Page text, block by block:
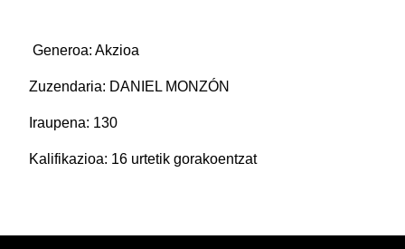
Generoa: Akzioa
Zuzendaria: DANIEL MONZÓN
Iraupena: 130
Kalifikazioa: 16 urtetik gorakoentzat